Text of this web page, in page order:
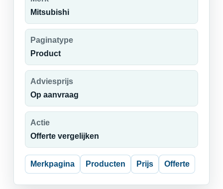
Mitsubishi
Paginatype
Product
Adviesprijs
Op aanvraag
Actie
Offerte vergelijken
Merkpagina Producten Prijs Offerte